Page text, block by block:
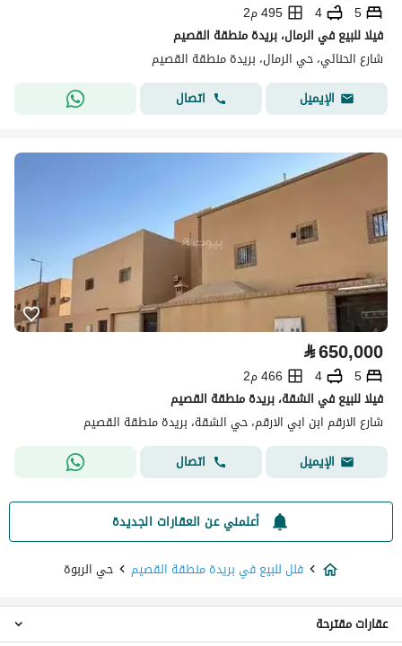
5
4
495 م2
فيلا للبيع في الرمال، بريدة منطقة القصيم
شارع الحنائي، حي الرمال، بريدة منطقة القصيم
الإيميل
اتصال
⃁650,000
5
4
466 م2
فيلا للبيع في الشقة، بريدة منطقة القصيم
شارع الارقم ابن ابي الارقم، حي الشقة، بريدة منطقة القصيم
الإيميل
اتصال
أعلمني عن العقارات الجديدة
فلل للبيع في بريدة منطقة القصيم
حي الربوة
عقارات مقترحة